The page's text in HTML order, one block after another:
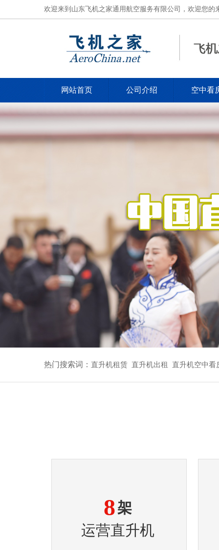
欢迎来到山东飞机之家通用航空服务有限公司，欢迎您的
网站首页 公司介绍 空中看
热门搜索词： 直升机租赁 直升机出租 直升机空中看
8架
运营直升机